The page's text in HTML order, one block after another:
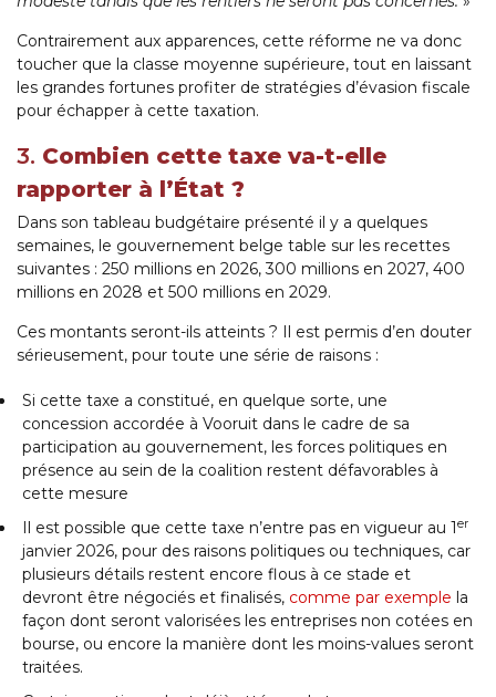
Contrairement aux apparences, cette réforme ne va donc
toucher que la classe moyenne supérieure, tout en laissant
les grandes fortunes profiter de stratégies d’évasion fiscale
pour échapper à cette taxation.
3. Combien cette taxe va-t-elle
rapporter à l’État ?
Dans son tableau budgétaire présenté il y a quelques
semaines, le gouvernement belge table sur les recettes
suivantes : 250 millions en 2026, 300 millions en 2027, 400
millions en 2028 et 500 millions en 2029.
Ces montants seront-ils atteints ? Il est permis d’en douter
sérieusement, pour toute une série de raisons :
Si cette taxe a constitué, en quelque sorte, une
concession accordée à Vooruit dans le cadre de sa
participation au gouvernement, les forces politiques en
présence au sein de la coalition restent défavorables à
cette mesure
Il est possible que cette taxe n’entre pas en vigueur au 1 er
janvier 2026, pour des raisons politiques ou techniques, car
plusieurs détails restent encore flous à ce stade et
devront être négociés et finalisés, comme par exemple la
façon dont seront valorisées les entreprises non cotées en
bourse, ou encore la manière dont les moins-values seront
traitées.